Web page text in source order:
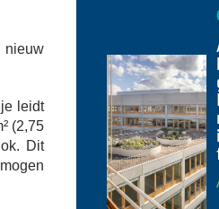
nieuw
leidt
(2,75
Dit